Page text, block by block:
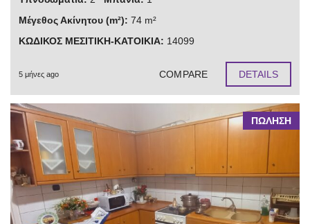
Μέγεθος Ακίνητου (m²): 74 m²
ΚΩΔΙΚΟΣ ΜΕΣΙΤΙΚΗ-ΚΑΤΟΙΚΙΑ: 14099
5 μήνες ago COMPARE DETAILS
ΠΩΛΗΣΗ